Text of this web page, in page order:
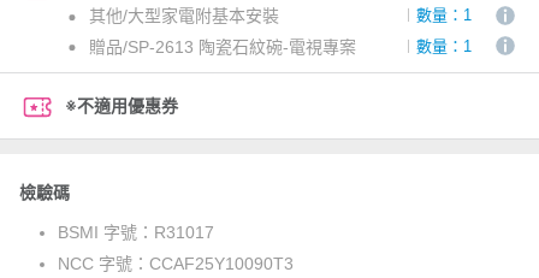
其他/大型家電附基本安裝
數量：1
贈品/SP-2613 陶瓷石紋碗-電視專案 數量：1
※不適用優惠券
檢驗碼
BSMI 字號： R31017
NCC 字號： CCAF25Y10090T3